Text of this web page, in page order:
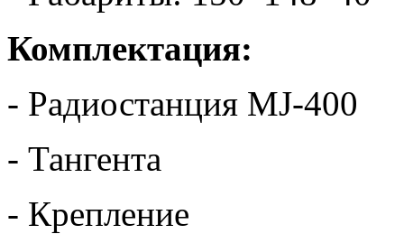
Комплектация:
- Радиостанция MJ-400
- Тангента
- Крепление